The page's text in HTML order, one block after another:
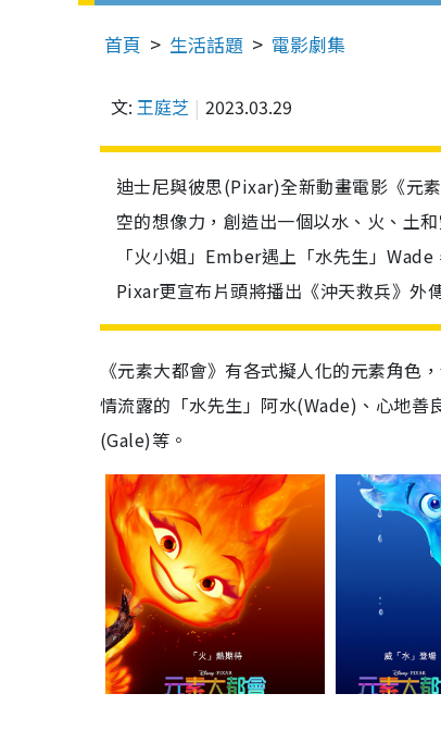
首頁 生活話題 電影劇集
文: 王庭芝 2023.03.29
迪士尼與彼思(Pixar)全新動畫電影《元
空的想像力，創造出一個以水、火、土
「火小姐」Ember遇上「水先生」
Pixar更宣布片頭將播出《沖天救兵》外
《元素大都會》有各式擬人化的元素角
情流露的「水先生」阿水(Wade)、心地
(Gale)等。